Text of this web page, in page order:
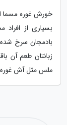
خورش غوره مسما
بسیاری از
بادمجان سرخ
زبانتان طعم آن
ملس مثل آش غوره